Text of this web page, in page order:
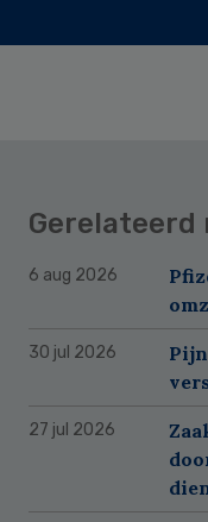
Gerelateerd
6 aug 2026
30 jul 2026
27 jul 2026